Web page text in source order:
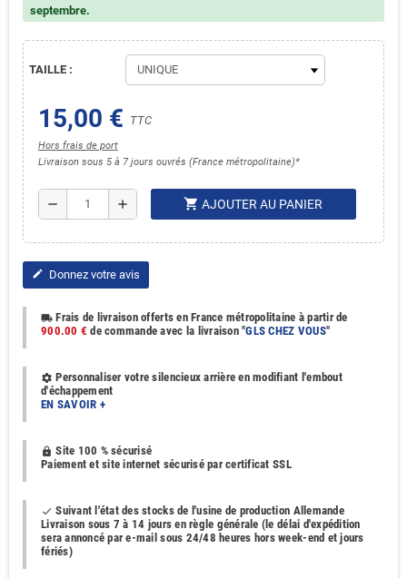
septembre.
TAILLE :
15,00 € TTC
Hors frais de port
Livraison sous 5 à 7 jours ouvrés (France métropolitaine)*
remove add shopping_cart AJOUTER AU PANIER
edit Donnez votre avis
local_shipping Frais de livraison offerts en France métropolitaine à partir de
900.00 € de commande avec la livraison "GLS CHEZ VOUS"
settings Personnaliser votre silencieux arrière en modifiant l'embout
d'échappement
EN SAVOIR +
https Site 100 % sécurisé
Paiement et site internet sécurisé par certificat SSL
done Suivant l'état des stocks de l'usine de production Allemande
Livraison sous 7 à 14 jours en règle générale (le délai d'expédition
sera annoncé par e-mail sous 24/48 heures hors week-end et jours
fériés)